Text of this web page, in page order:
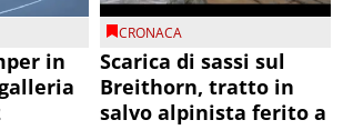
in
CRONACA
Scarica di sassi sul
Breithorn, tratto in
salvo alpinista ferito a